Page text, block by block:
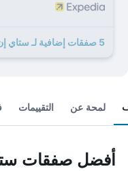
5 صفقات إضافية لـ ستاي إن سويت
لمحة عن التقييمات
أفضل صفقات